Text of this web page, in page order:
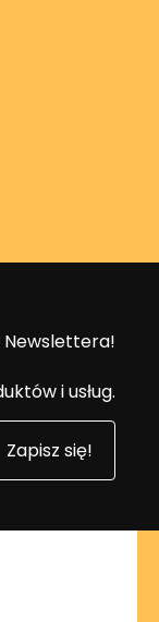
Newslettera!
i usług.
Zapisz się!